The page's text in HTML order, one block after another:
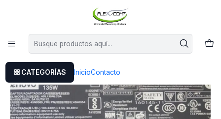
CATEGORÍAS InicioContacto
Este es el texto del slide